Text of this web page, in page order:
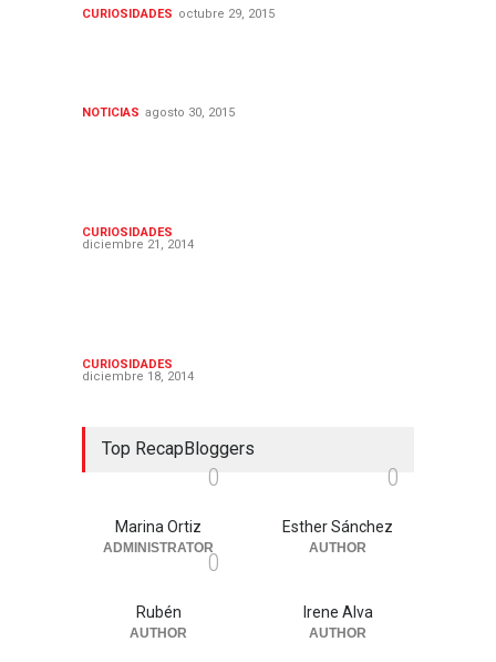
CURIOSIDADES octubre 29, 2015
NOTICIAS agosto 30, 2015
CURIOSIDADES
diciembre 21, 2014
CURIOSIDADES
diciembre 18, 2014
Top RecapBloggers
0
Marina Ortiz
ADMINISTRATOR
0
Esther Sánchez
AUTHOR
0
Rubén
AUTHOR
Irene Alva
AUTHOR